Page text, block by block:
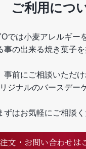
ご利用につ
では小麦アレルギー
事の出来る焼き菓子を
事前にご相談いただけ
ジナルのバースデー
ずはお気軽にご相談く
文・お問い合わせは